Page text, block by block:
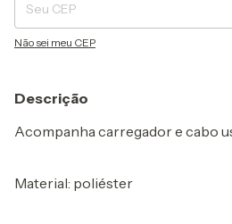
Não sei meu CEP
Descrição
Acompanha carregador e cabo
Material: poliéster